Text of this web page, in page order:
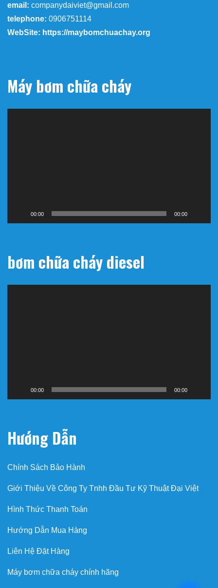
email: companydaiviet@gmail.com
telephone: 0906751114
WebSite: https://maybomchuachay.org
Máy bơm chữa cháy
00:00 00:00
bơm chữa cháy diesel
00:00 00:00
Hướng Dẫn
Chính Sách Bảo Hành
Giới Thiệu Về Công Ty Tnhh Đầu Tư Kỹ Thuật Đại Việt
Hình Thức Thanh Toán
Hướng Dẫn Mua Hàng
Liên Hệ Đặt Hàng
Máy bơm chữa cháy chính hãng